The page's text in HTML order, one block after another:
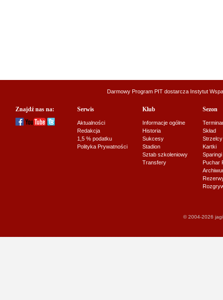
Darmowy Program PIT dostarcza Instytut
Znajdź nas na: Serwis
Aktualności
Redakcja
1,5 % podatku
Polityka Prywatności
Klub
Informacje ogólne
Historia
Sukcesy
Stadion
Sztab szkoleniowy
Transfery
Sezon
Skład
Strzelcy
Kartki
Sparingi
Puchar
© 2004-2026